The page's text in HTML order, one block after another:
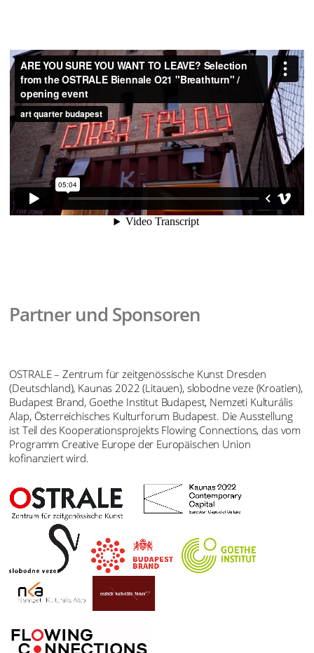
Partner und Sponsoren
OSTRALE – Zentrum für zeitgenössische Kunst Dresden
(Deutschland), Kaunas 2022 (Litauen), slobodne veze (Kroatien),
Budapest Brand, Goethe Institut Budapest, Nemzeti Kulturális
Alap, Österreichisches Kulturforum Budapest. Die Ausstellung
ist Teil des Kooperationsprojekts Flowing Connections, das vom
Programm Creative Europe der Europäischen Union
kofinanziert wird.